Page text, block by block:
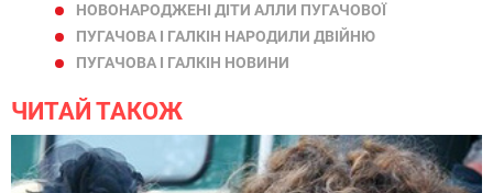
НОВОНАРОДЖЕНІ ДІТИ АЛЛИ ПУГАЧОВОЇ
ПУГАЧОВА І ГАЛКІН НАРОДИЛИ ДВІЙНЮ
ПУГАЧОВА І ГАЛКІН НОВИНИ
ЧИТАЙ ТАКОЖ